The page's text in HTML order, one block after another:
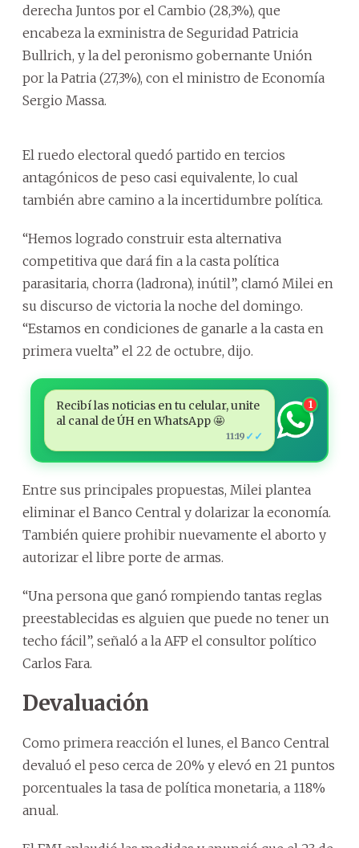
derecha Juntos por el Cambio (28,3%), que
encabeza la exministra de Seguridad Patricia
Bullrich, y la del peronismo gobernante Unión
por la Patria (27,3%), con el ministro de Economía
Sergio Massa.
El ruedo electoral quedó partido en tercios
antagónicos de peso casi equivalente, lo cual
también abre camino a la incertidumbre política.
“Hemos logrado construir esta alternativa
competitiva que dará fin a la casta política
parasitaria, chorra (ladrona), inútil”, clamó Milei en
su discurso de victoria la noche del domingo.
“Estamos en condiciones de ganarle a la casta en
primera vuelta” el 22 de octubre, dijo.
Recibí las noticias en tu celular, unite
al canal de ÚH en WhatsApp 🤩
11:19 ✓✓
1
Entre sus principales propuestas, Milei plantea
eliminar el Banco Central y dolarizar la economía.
También quiere prohibir nuevamente el aborto y
autorizar el libre porte de armas.
“Una persona que ganó rompiendo tantas reglas
preestablecidas es alguien que puede no tener un
techo fácil”, señaló a la AFP el consultor político
Carlos Fara.
Devaluación
Como primera reacción el lunes, el Banco Central
devaluó el peso cerca de 20% y elevó en 21 puntos
porcentuales la tasa de política monetaria, a 118%
anual.